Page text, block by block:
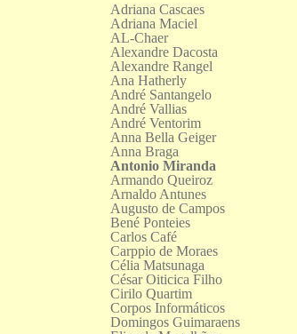
Adriana Cascaes
Adriana Maciel
AL-Chaer
Alexandre Dacosta
Alexandre Rangel
Ana Hatherly
André Santangelo
André Vallias
André Ventorim
Anna Bella Geiger
Anna Braga
Antonio Miranda
Armando Queiroz
Arnaldo Antunes
Augusto de Campos
Bené Ponteies
Carlos Café
Carppio de Moraes
Célia Matsunaga
César Oiticica Filho
Cirilo Quartim
Corpos Informáticos
Domingos Guimaraens